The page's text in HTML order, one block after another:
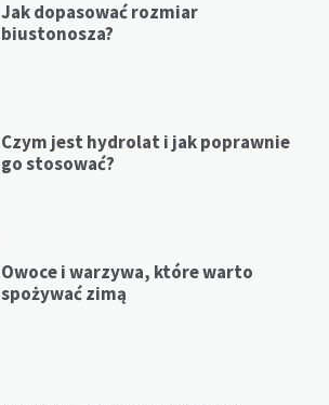
Jak dopasować rozmiar
biustonosza?
Czym jest hydrolat i jak poprawnie
go stosować?
Owoce i warzywa, które warto
spożywać zimą